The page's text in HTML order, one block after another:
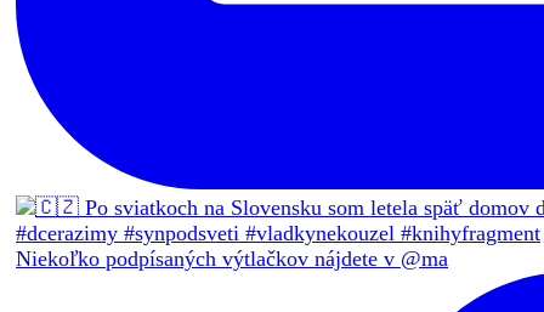
Niekoľko podpísaných výtlačkov nájdete v @ma